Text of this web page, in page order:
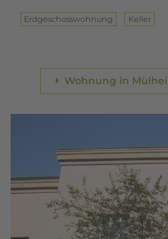
Erd­ge­schoss­woh­nung Keller
Wohnung in